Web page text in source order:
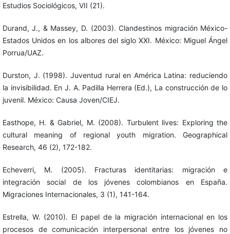
Estudios Sociológicos, VII (21).
Durand, J., & Massey, D. (2003). Clandestinos migración México-
Estados Unidos en los albores del siglo XXI. México: Miguel Ángel
Porrua/UAZ.
Durston, J. (1998). Juventud rural en América Latina: reduciendo
la invisibilidad. En J. A. Padilla Herrera (Ed.), La construcción de lo
juvenil. México: Causa Joven/CIEJ.
Easthope, H. & Gabriel, M. (2008). Turbulent lives: Exploring the
cultural meaning of regional youth migration. Geographical
Research, 46 (2), 172-182.
Echeverri, M. (2005). Fracturas identitarias: migración e
integración social de los jóvenes colombianos en España.
Migraciones Internacionales, 3 (1), 141-164.
Estrella, W. (2010). El papel de la migración internacional en los
procesos de comunicación interpersonal entre los jóvenes no